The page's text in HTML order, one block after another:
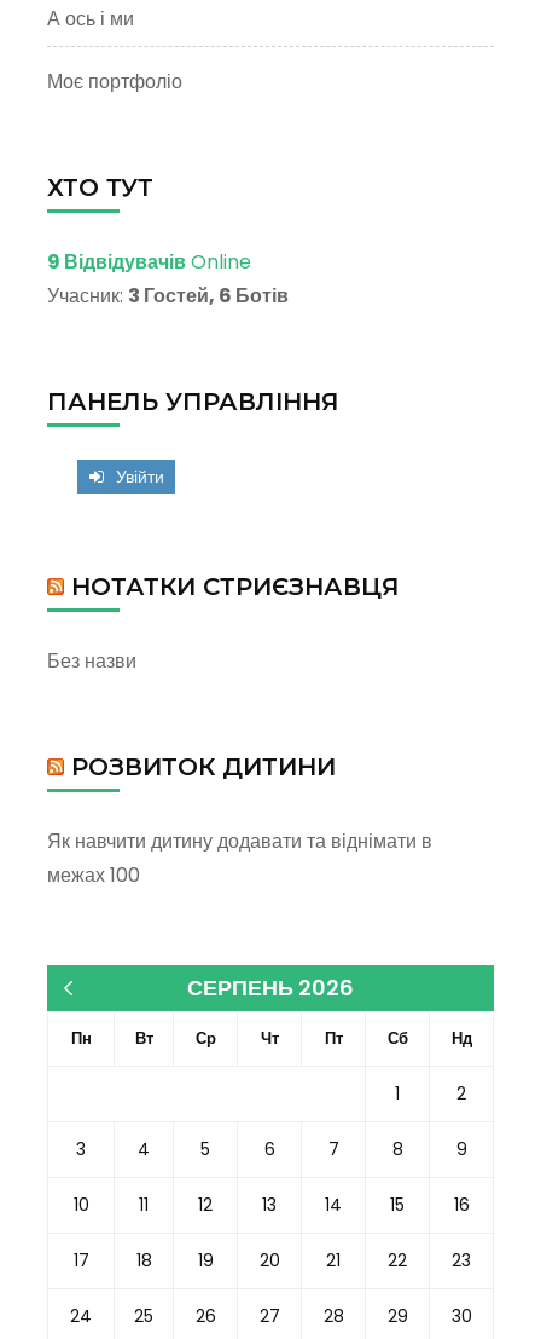
А ось і ми
Моє портфоліо
ХТО ТУТ
9 ВідвідувачівOnline
Учасник: 3 Гостей, 6 Ботів
ПАНЕЛЬ УПРАВЛІННЯ
Увійти
НОТАТКИ СТРИЄЗНАВЦЯ
Без назви
РОЗВИТОК ДИТИНИ
Як навчити дитину додавати та віднімати в
межах 100
СЕРПЕНЬ 2026
Пн Вт Ср Чт Пт Сб Нд
1 2
3 4 5 6 7 8 9
10 11 12 13 14 15 16
17 18 19 20 21 22 23
24 25 26 27 28 29 30